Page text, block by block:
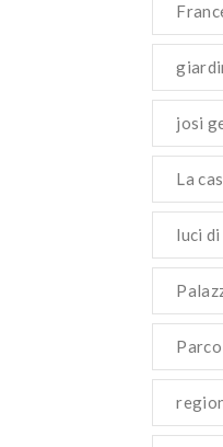
josi
La
luci